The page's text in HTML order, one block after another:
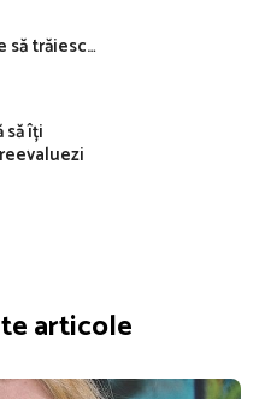
să trăiesc…
îți
articole